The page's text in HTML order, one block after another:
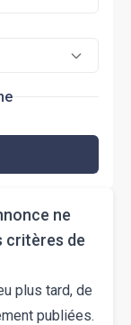
ne
critères de
plus tard, de
publiées.